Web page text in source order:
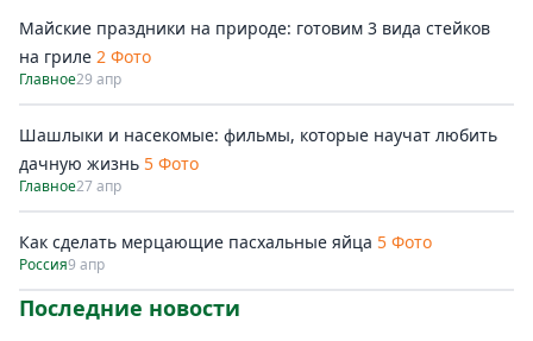
Майские праздники на природе: готовим 3 вида стейков
на гриле 2 Фото
Главное29 апр
Шашлыки и насекомые: фильмы, которые научат любить
дачную жизнь 5 Фото
Главное27 апр
Как сделать мерцающие пасхальные яйца 5 Фото
Россия9 апр
Последние новости